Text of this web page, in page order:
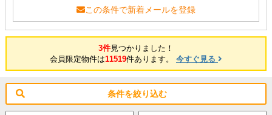
この条件で新着メールを登録
3件見つかりました！
会員限定物件は11519件あります。 今すぐ見る
条件を絞り込む